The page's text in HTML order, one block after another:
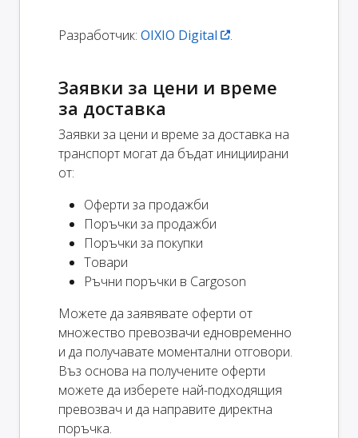
Разработчик: OIXIO Digital .
Заявки за цени и време
за доставка
Заявки за цени и време за доставка на
транспорт могат да бъдат инициирани
от:
Оферти за продажби
Поръчки за продажби
Поръчки за покупки
Товари
Ръчни поръчки в Cargoson
Можете да заявявате оферти от
множество превозвачи едновременно
и да получавате моментални отговори.
Въз основа на получените оферти
можете да изберете най-подходящия
превозвач и да направите директна
поръчка.